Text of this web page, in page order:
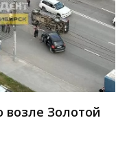
Золотой